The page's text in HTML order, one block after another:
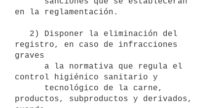
en la reglamentación.
registro, en caso de infracciones
graves
control higiénico sanitario y
productos, subproductos y derivados,